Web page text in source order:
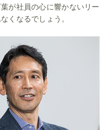
が社員の心に響かないリー
くなるでしょう。